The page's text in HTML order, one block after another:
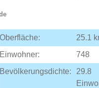
Oberfläche:
25.1
Einwohner:
748
Bevölkerungsdichte:
29.8